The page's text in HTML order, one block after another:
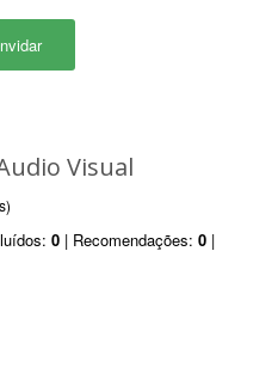
Visual
0 | Recomendações: 0 |